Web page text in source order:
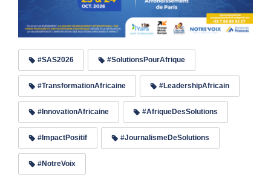
#SAS2026 #SolutionsPourAfrique
#TransformationAfricaine #LeadershipAfricain
#InnovationAfricaine #AfriqueDesSolutions
#ImpactPositif #JournalismeDeSolutions
#NotreVoix